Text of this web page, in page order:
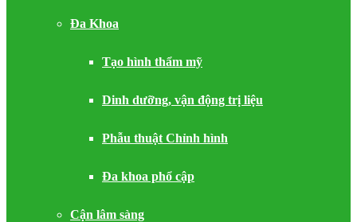
Đa Khoa
Tạo hình thẩm mỹ
Dinh dưỡng, vận động trị liệu
Phẫu thuật Chỉnh hình
Đa khoa phổ cập
Cận lâm sàng